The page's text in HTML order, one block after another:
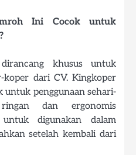
Ini Cocok untuk
khusus untuk
koper dari CV. Kingkoper
untuk penggunaan sehari-
dan ergonomis
digunakan dalam
setelah kembali dari